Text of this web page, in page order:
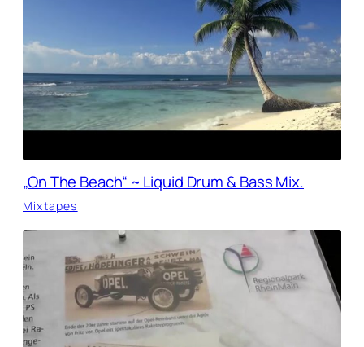
„On The Beach“ ~ Liquid Drum & Bass Mix.
Mixtapes